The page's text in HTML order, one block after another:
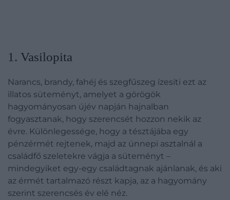
1. Vasilopita
Narancs, brandy, fahéj és szegfűszeg ízesíti ezt az
illatos süteményt, amelyet a görögök
hagyományosan újév napján hajnalban
fogyasztanak, hogy szerencsét hozzon nekik az
évre. Különlegessége, hogy a tésztájába egy
pénzérmét rejtenek, majd az ünnepi asztalnál a
családfő szeletekre vágja a süteményt –
mindegyiket egy-egy családtagnak ajánlanak, és aki
az érmét tartalmazó részt kapja, az a hagyomány
szerint szerencsés év elé néz.